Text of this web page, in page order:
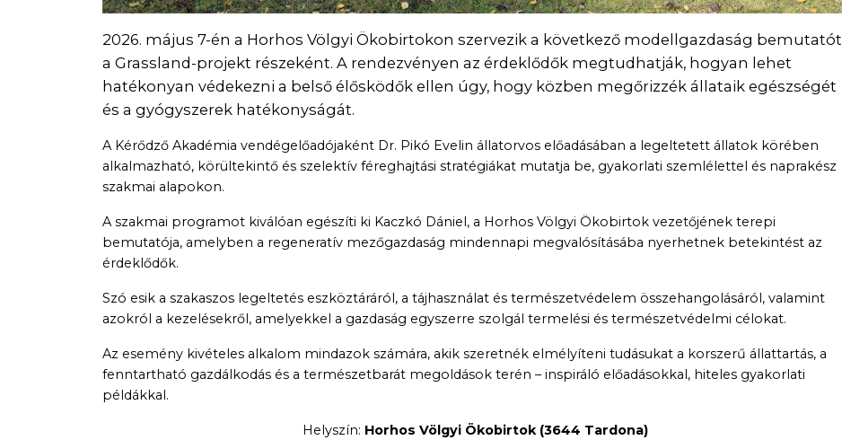
2026. május 7-én a Horhos Völgyi Ökobirtokon szervezik a következő modellgazdaság bemutatót
a Grassland-projekt részeként. A rendezvényen az érdeklődők megtudhatják, hogyan lehet
hatékonyan védekezni a belső élősködők ellen úgy, hogy közben megőrizzék állataik egészségét
és a gyógyszerek hatékonyságát.
A Kérődző Akadémia vendégelőadójaként Dr. Pikó Evelin állatorvos előadásában a legeltetett állatok körében
alkalmazható, körültekintő és szelektív féreghajtási stratégiákat mutatja be, gyakorlati szemlélettel és naprakész
szakmai alapokon.
A szakmai programot kiválóan egészíti ki Kaczkó Dániel, a Horhos Völgyi Ökobirtok vezetőjének terepi
bemutatója, amelyben a regeneratív mezőgazdaság mindennapi megvalósításába nyerhetnek betekintést az
érdeklődők.
Szó esik a szakaszos legeltetés eszköztáráról, a tájhasználat és természetvédelem összehangolásáról, valamint
azokról a kezelésekről, amelyekkel a gazdaság egyszerre szolgál termelési és természetvédelmi célokat.
Az esemény kivételes alkalom mindazok számára, akik szeretnék elmélyíteni tudásukat a korszerű állattartás, a
fenntartható gazdálkodás és a természetbarát megoldások terén – inspiráló előadásokkal, hiteles gyakorlati
példákkal.
Helyszín: Horhos Völgyi Ökobirtok (3644 Tardona)